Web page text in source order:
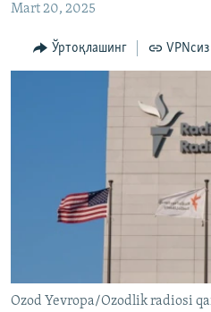
ИЖТИМОИЙ ТАРМОҚЛАР
Озодлик бошқа тилларда
Mart 20, 2025
Ўртоқлашинг
Ozod Yevropa/Ozodlik radiosi